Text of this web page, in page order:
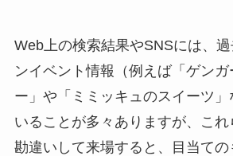
Web上の検索結果やSNSには、
ンイベント情報（例えば「ゲンガ
ー」や「ミミッキュのスイーツ
いることが多々ありますが、これ
勘違いして来場すると、目当て